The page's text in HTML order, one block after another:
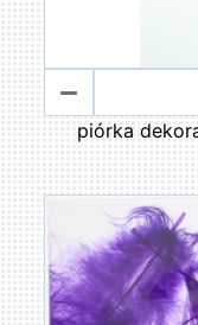
piórka